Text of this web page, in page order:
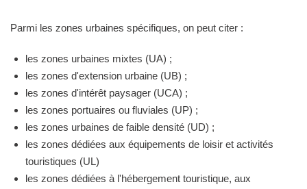
Parmi les zones urbaines spécifiques, on peut citer :
les zones urbaines mixtes (UA) ;
les zones d'extension urbaine (UB) ;
les zones d'intérêt paysager (UCA) ;
les zones portuaires ou fluviales (UP) ;
les zones urbaines de faible densité (UD) ;
les zones dédiées aux équipements de loisir et activités
touristiques (UL)
les zones dédiées à l'hébergement touristique, aux